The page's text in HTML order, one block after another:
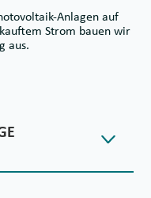
Anlagen auf
Strom bauen wir
aus.